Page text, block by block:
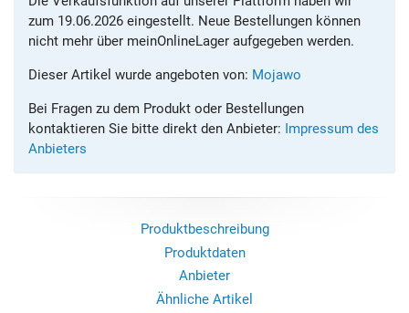
zum 19.06.2026 eingestellt. Neue Bestellungen können
nicht mehr über meinOnlineLager aufgegeben werden.
Dieser Artikel wurde angeboten von: Mojawo
Bei Fragen zu dem Produkt oder Bestellungen
kontaktieren Sie bitte direkt den Anbieter: Impressum des
Anbieters
Produktbeschreibung
Produktdaten
Anbieter
Ähnliche Artikel